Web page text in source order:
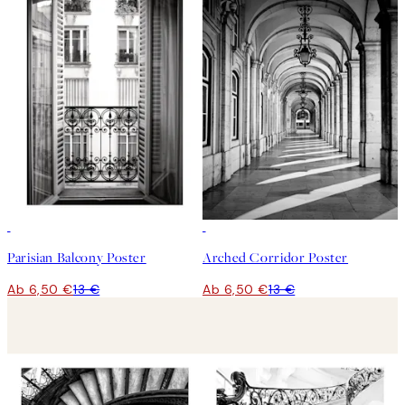
Parisian Balcony Poster
Ab 6,50 €13 €
Arched Corridor Poster
Ab 6,50 €13 €